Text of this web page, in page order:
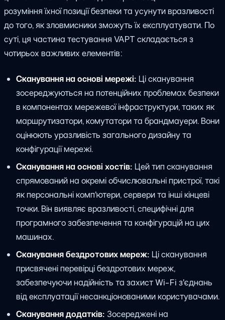
розуміння їхної позиції безпеки та усунути вразливості
до того, як зловмисники зможуть їх експлуатувати. По
суті, ця частина тестування VAPT складається з
чотирьох важливих елементів:
Сканування на основі мережі: Ці сканування
зосереджуються на потенційних проблемах безпеки
в компонентах мережевої інфраструктури, таких як
маршрутизатори, комутатори та брандмауери. Вони
оцінюють уразливість загального дизайну та
конфігурації мережі.
Сканування на основі хостів: Цей тип сканування
спрямований на окремі обчислювальні пристрої, такі
як персональні комп'ютери, сервери та інші кінцеві
точки. Він виявляє вразливості, специфічні для
програмного забезпечення та конфігурацій на цих
машинах.
Сканування бездротових мереж: Ці сканування
присвячені перевірці бездротових мереж,
забезпечуючи надійність та захист Wi-Fi з'єднань
від експлуатації несанкціонованими користувачами.
Сканування додатків: Зосереджені на